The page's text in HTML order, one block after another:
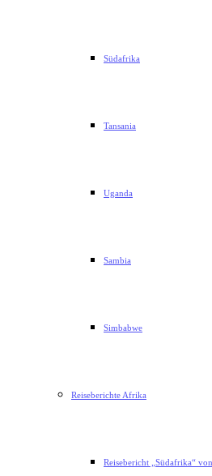
Südafrika
Tansania
Uganda
Sambia
Simbabwe
Reiseberichte Afrika
Reisebericht „Südafrika“